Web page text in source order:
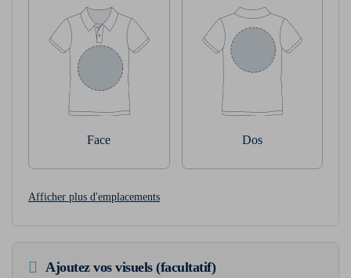
Face Dos
Afficher plus d'emplacements
Ajoutez vos visuels (facultatif)